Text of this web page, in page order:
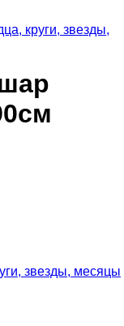
круги, звезды,
звезды, месяцы